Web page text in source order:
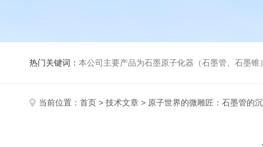
热门关键词： 本公司主要产品为石墨原子化器（石墨管、石墨锥）、元素空心阴极灯、氘灯、空心
当前位置： 首页 > 技术文章 > 原子世界的微雕匠：石墨管的